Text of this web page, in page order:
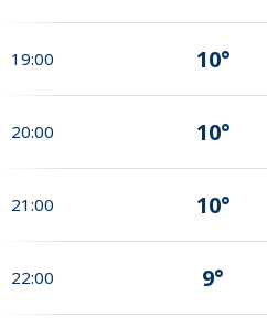
19:00 10°
20:00 10°
21:00 10°
22:00 9°